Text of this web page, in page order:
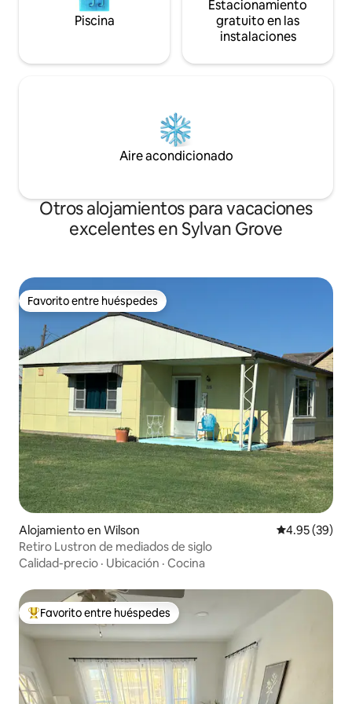
Piscina
Estacionamiento
gratuito en las
instalaciones
Aire acondicionado
Otros alojamientos para vacaciones
excelentes en Sylvan Grove
Favorito entre huéspedes
Favorito entre huéspedes
Alojamiento en Wilson Calificación
4.95 (39)
Retiro Lustron de mediados de siglo
Calidad-precio · Ubicación · Cocina
Favorito entre huéspedes preferido
Favorito entre huéspedes